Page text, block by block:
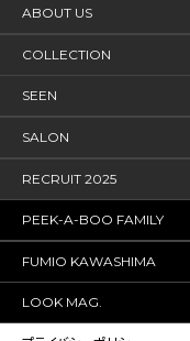
ABOUT US
COLLECTION
SEEN
SALON
RECRUIT 2025
PEEK-A-BOO FAMILY
FUMIO KAWASHIMA
LOOK MAG.